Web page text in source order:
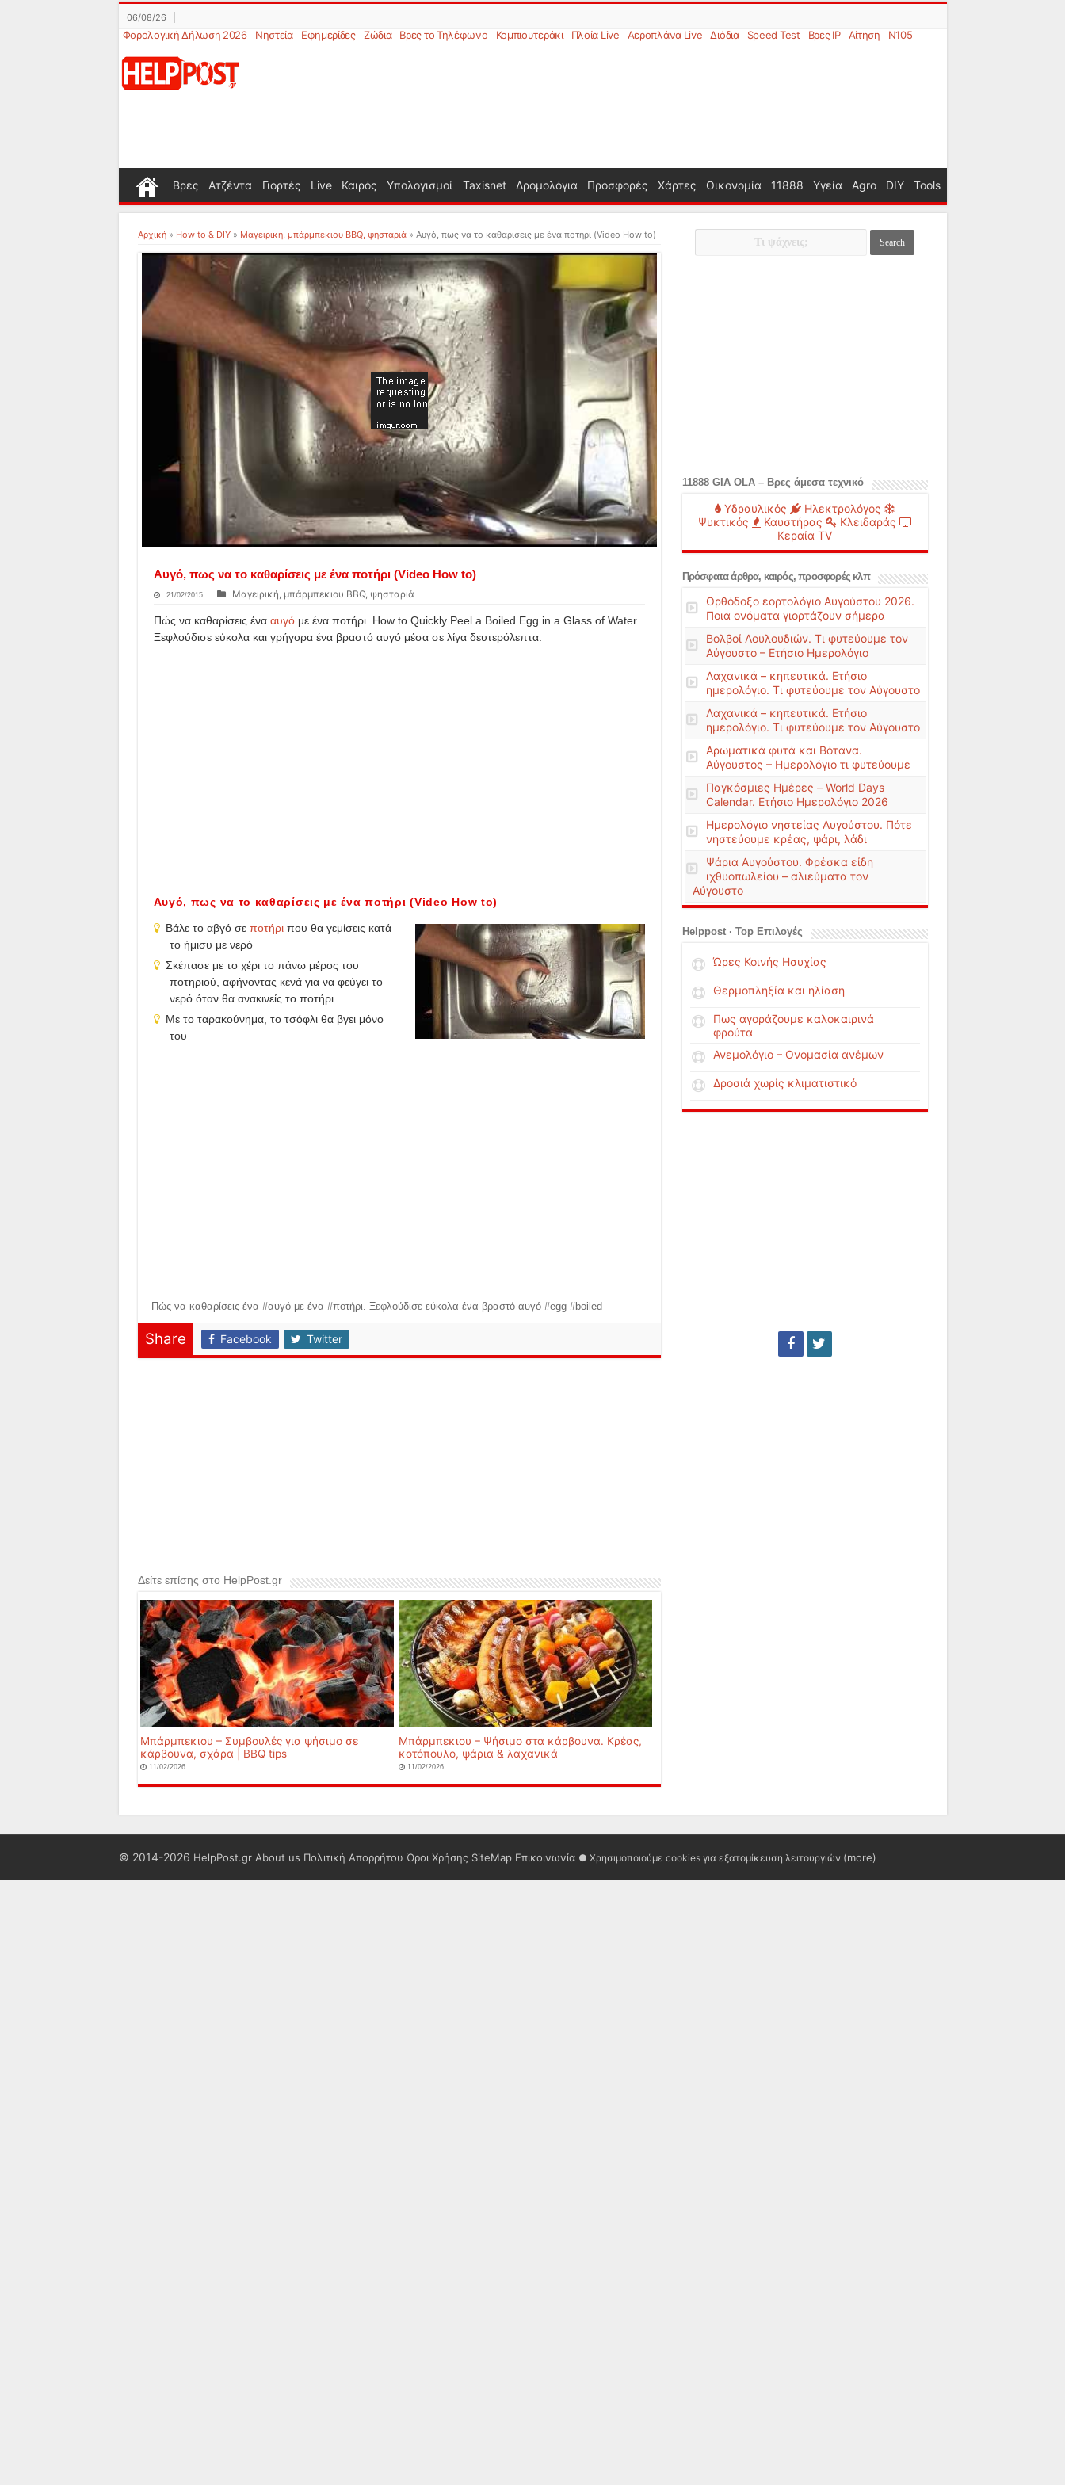
06/08/26
Φορολογική Δήλωση 2026 Νηστεία Εφημερίδες Ζώδια Βρες το Τηλέφωνο Κομπιουτεράκι Πλοία Live Αεροπλάνα Live Διόδια Speed Test Βρες IP Αίτηση N105
Βρες Ατζέντα Γιορτές Live Καιρός Υπολογισμοί Taxisnet Δρομολόγια Προσφορές Χάρτες Οικονομία 11888 Υγεία Agro DIY Tools
Αρχική» How to & DIY» Μαγειρική, μπάρμπεκιου BBQ, ψησταριά» Αυγό, πως να το καθαρίσεις με ένα ποτήρι (Video How to)
Αυγό, πως να το καθαρίσεις με ένα ποτήρι (Video How to)
21/02/2015 Μαγειρική, μπάρμπεκιου BBQ, ψησταριά
Πώς να καθαρίσεις ένα αυγόμε ένα ποτήρι. How to Quickly Peel a Boiled Egg in a Glass of Water.
Ξεφλούδισε εύκολα και γρήγορα ένα βραστό αυγό μέσα σε λίγα δευτερόλεπτα.
Αυγό, πως να το καθαρίσεις με ένα ποτήρι (Video How to)
Βάλε το αβγό σε ποτήριπου θα γεμίσεις κατά
το ήμισυ με νερό
Σκέπασε με το χέρι το πάνω μέρος του
ποτηριού, αφήνοντας κενά για να φεύγει το
νερό όταν θα ανακινείς το ποτήρι.
Με το ταρακούνημα, το τσόφλι θα βγει μόνο
του
Πώς να καθαρίσεις ένα #αυγό με ένα #ποτήρι. Ξεφλούδισε εύκολα ένα βραστό αυγό #egg #boiled
Share Facebook Twitter
Δείτε επίσης στο HelpPost.gr
Μπάρμπεκιου – Συμβουλές για ψήσιμο σε
κάρβουνα, σχάρα | BBQ tips
11/02/2026
Μπάρμπεκιου – Ψήσιμο στα κάρβουνα. Κρέας,
κοτόπουλο, ψάρια & λαχανικά
11/02/2026
11888 GIA OLA – Βρες άμεσα τεχνικό
Υδραυλικός
Ηλεκτρολόγος
Ψυκτικός
Καυστήρας
Κλειδαράς
Κεραία TV
Πρόσφατα άρθρα, καιρός, προσφορές κλπ
Ορθόδοξο εορτολόγιο Αυγούστου 2026.
Ποια ονόματα γιορτάζουν σήμερα
Βολβοί Λουλουδιών. Τι φυτεύουμε τον
Αύγουστο – Ετήσιο Ημερολόγιο
Λαχανικά – κηπευτικά. Ετήσιο
ημερολόγιο. Τι φυτεύουμε τον Αύγουστο
Λαχανικά – κηπευτικά. Ετήσιο
ημερολόγιο. Τι φυτεύουμε τον Αύγουστο
Αρωματικά φυτά και Βότανα.
Αύγουστος – Ημερολόγιο τι φυτεύουμε
Παγκόσμιες Ημέρες – World Days
Calendar. Ετήσιο Ημερολόγιο 2026
Ημερολόγιο νηστείας Αυγούστου. Πότε
νηστεύουμε κρέας, ψάρι, λάδι
Ψάρια Αυγούστου. Φρέσκα είδη
ιχθυοπωλείου – αλιεύματα τον
Αύγουστο
Helppost · Top Επιλογές
Ώρες Κοινής Ησυχίας
Θερμοπληξία και ηλίαση
Πως αγοράζουμε καλοκαιρινά
φρούτα
Ανεμολόγιο – Ονομασία ανέμων
Δροσιά χωρίς κλιματιστικό
© 2014-2026 HelpPost.gr About us Πολιτική Απορρήτου Όροι Χρήσης SiteMap Επικοινωνία ● Χρησιμοποιούμε cookies για εξατομίκευση λειτουργιών (more)